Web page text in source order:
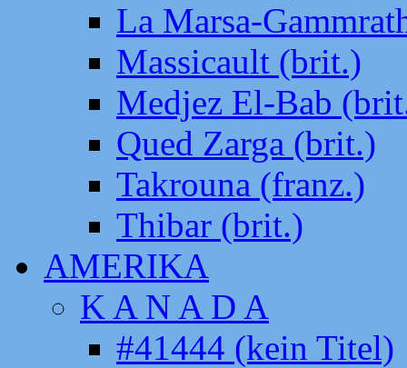
La Marsa-
Massicault (brit.)
Medjez El-Bab
Qued Zarga (brit.)
Takrouna (franz.)
Thibar (brit.)
AMERIKA
K A N A D A
#41444 (kein Titel)